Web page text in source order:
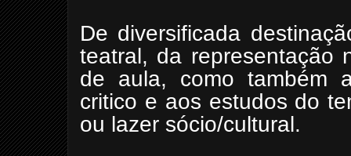
De diversificada
teatral, da representação
de aula, como também
critico e aos estudos do
ou lazer sócio/cultural.